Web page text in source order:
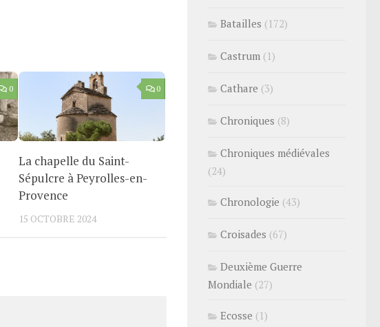
0 0
La chapelle du Saint-
Sépulcre à Peyrolles-en-
Provence
15 OCTOBRE 2024
Batailles (172)
Castrum (1)
Cathare (3)
Chroniques (8)
Chroniques médiévales
(24)
Chronologie (43)
Croisades (67)
Deuxième Guerre
Mondiale (27)
Ecosse (1)